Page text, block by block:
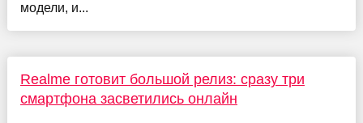
модели, и...
Realme готовит большой релиз: сразу три
смартфона засветились онлайн